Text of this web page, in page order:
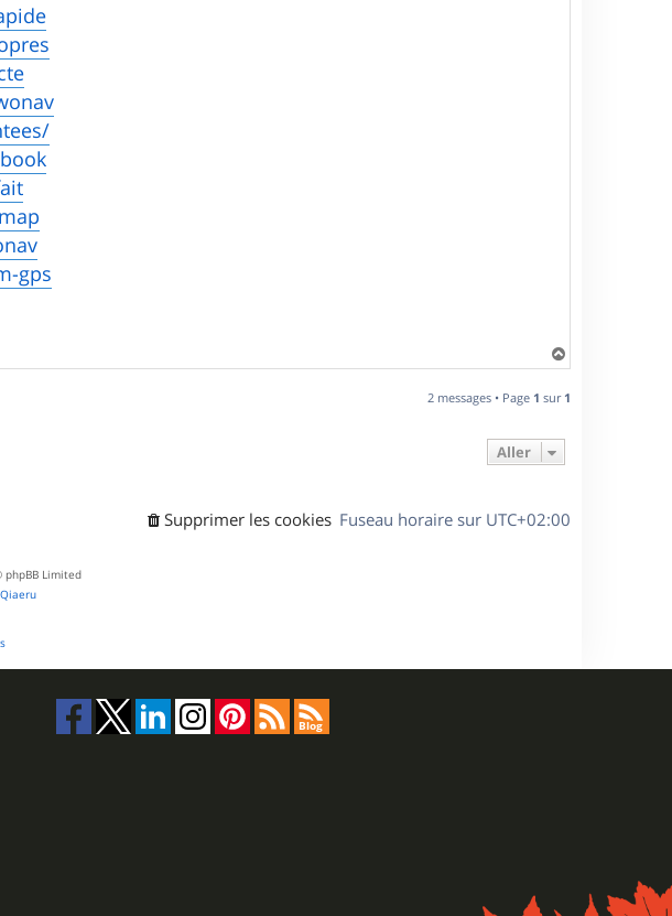
gps
a
t
2 messages • Page 1 sur 1
Aller
Fuseau horaire sur UTC+02:00
Supprimer les cookies
phpBB Limited
Qiaeru